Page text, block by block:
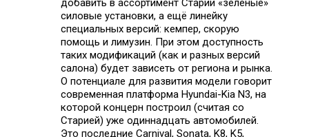
добавить в ассортимент Старии «зелёные»
силовые установки, а ещё линейку
специальных версий: кемпер, скорую
помощь и лимузин. При этом доступность
таких модификаций (как и разных версий
салона) будет зависеть от региона и рынка.
О потенциале для развития модели говорит
современная платформа Hyundai-Kia N3, на
которой концерн построил (считая со
Старией) уже одиннадцать автомобилей.
Это последние Carnival, Sonata, K8, K5,